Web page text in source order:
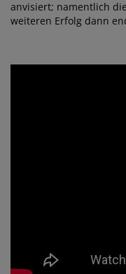
anvisiert; namentlich
weiteren Erfolg dann